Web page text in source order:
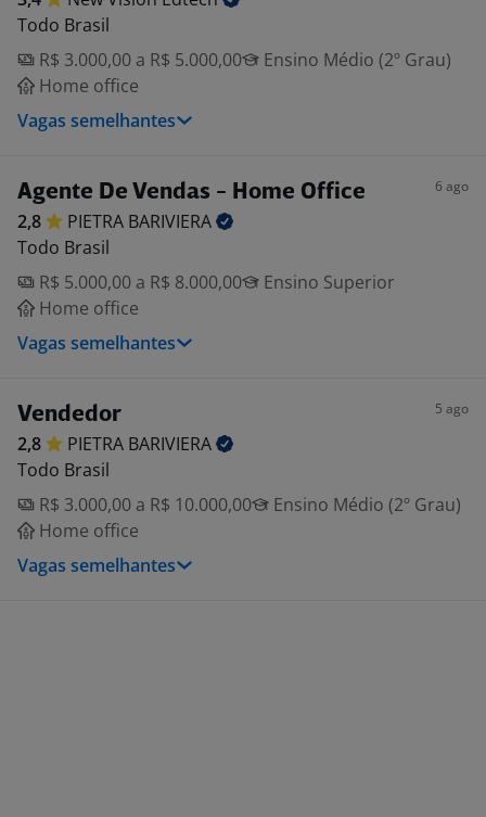
Todo Brasil
R$ 3.000,00 a R$ 5.000,00
Ensino Médio (2º Grau)
Home office
Vagas semelhantes
Agente De Vendas - Home Office 6 ago
2,8 PIETRA BARIVIERA
Todo Brasil
R$ 5.000,00 a R$ 8.000,00
Ensino Superior
Home office
Vagas semelhantes
Vendedor 5 ago
2,8 PIETRA BARIVIERA
Todo Brasil
R$ 3.000,00 a R$ 10.000,00
Ensino Médio (2º Grau)
Home office
Vagas semelhantes